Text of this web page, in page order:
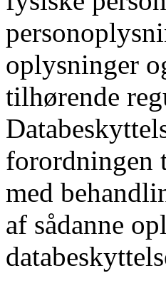
oplysninger
tilhørende
forordningen
med
af sådanne